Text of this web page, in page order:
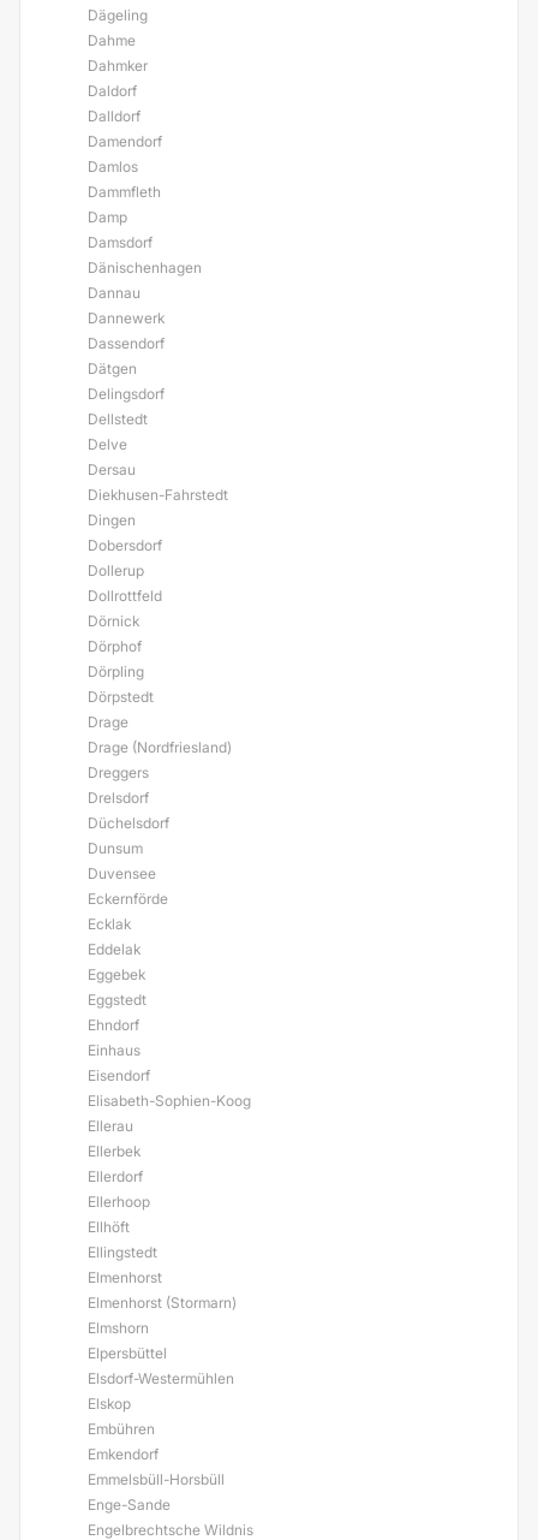
Dägeling
Dahme
Dahmker
Daldorf
Dalldorf
Damendorf
Damlos
Dammfleth
Damp
Damsdorf
Dänischenhagen
Dannau
Dannewerk
Dassendorf
Dätgen
Delingsdorf
Dellstedt
Delve
Dersau
Diekhusen-Fahrstedt
Dingen
Dobersdorf
Dollerup
Dollrottfeld
Dörnick
Dörphof
Dörpling
Dörpstedt
Drage
Drage (Nordfriesland)
Dreggers
Drelsdorf
Düchelsdorf
Dunsum
Duvensee
Eckernförde
Ecklak
Eddelak
Eggebek
Eggstedt
Ehndorf
Einhaus
Eisendorf
Elisabeth-Sophien-Koog
Ellerau
Ellerbek
Ellerdorf
Ellerhoop
Ellhöft
Ellingstedt
Elmenhorst
Elmenhorst (Stormarn)
Elmshorn
Elpersbüttel
Elsdorf-Westermühlen
Elskop
Embühren
Emkendorf
Emmelsbüll-Horsbüll
Enge-Sande
Engelbrechtsche Wildnis